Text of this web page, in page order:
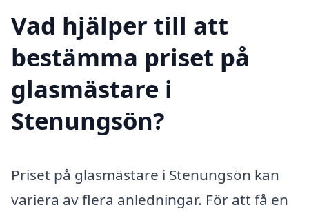
Vad hjälper till att
bestämma priset på
glasmästare i
Stenungsön?
Priset på glasmästare i Stenungsön kan
variera av flera anledningar. För att få en